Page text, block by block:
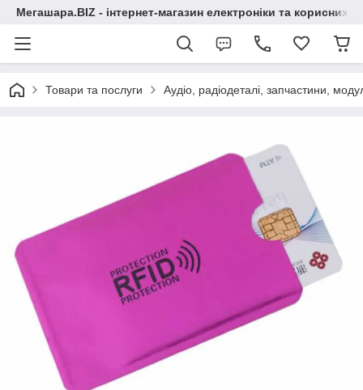
Мегашара.BIZ - інтернет-магазин електроніки та корисних
Товари та послуги Аудіо, радіодеталі, запчастини,